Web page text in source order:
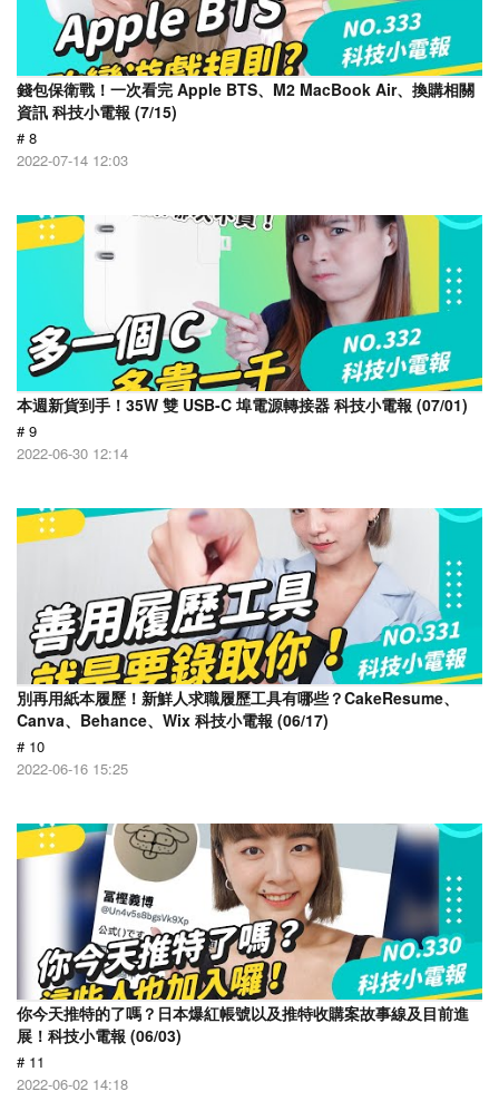
錢包保衛戰！一次看完 Apple BTS、M2 MacBook Air、換購相關
資訊 科技小電報 (7/15)
# 8
2022-07-14 12:03
本週新貨到手！35W 雙 USB-C 埠電源轉接器 科技小電報 (07/01)
# 9
2022-06-30 12:14
別再用紙本履歷！新鮮人求職履歷工具有哪些？CakeResume、
Canva、Behance、Wix 科技小電報 (06/17)
# 10
2022-06-16 15:25
你今天推特的了嗎？日本爆紅帳號以及推特收購案故事線及目前進
展！科技小電報 (06/03)
# 11
2022-06-02 14:18